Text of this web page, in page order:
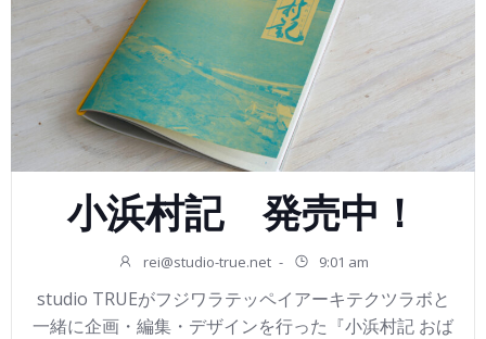
小浜村記 発売中！
rei@studio-true.net - 9:01 am
studio TRUEがフジワラテッペイアーキテクツラボと
一緒に企画・編集・デザインを行った『小浜村記 おば